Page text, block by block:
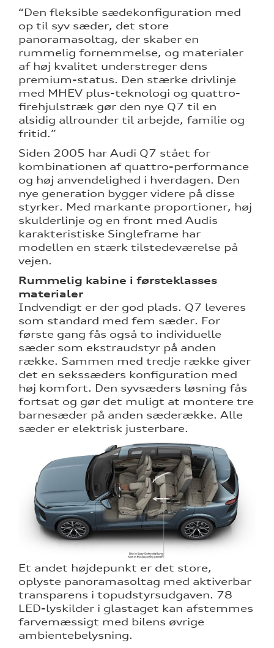
“Den fleksible sædekonfiguration med
op til syv sæder, det store
panoramasoltag, der skaber en
rummelig fornemmelse, og materialer
af høj kvalitet understreger dens
premium-status. Den stærke drivlinje
med MHEV plus-teknologi og quattro-
firehjulstræk gør den nye Q7 til en
alsidig allrounder til arbejde, familie og
fritid.”
Siden 2005 har Audi Q7 stået for
kombinationen af quattro-performance
og høj anvendelighed i hverdagen. Den
nye generation bygger videre på disse
styrker. Med markante proportioner, høj
skulderlinje og en front med Audis
karakteristiske Singleframe har
modellen en stærk tilstedeværelse på
vejen.
Rummelig kabine i førsteklasses
materialer
Indvendigt er der god plads. Q7 leveres
som standard med fem sæder. For
første gang fås også to individuelle
sæder som ekstraudstyr på anden
række. Sammen med tredje række giver
det en sekssæders konfiguration med
høj komfort. Den syvsæders løsning fås
fortsat og gør det muligt at montere tre
barnesæder på anden sæderække. Alle
sæder er elektrisk justerbare.
Et andet højdepunkt er det store,
oplyste panoramasoltag med aktiverbar
transparens i topudstyrsudgaven. 78
LED-lyskilder i glastaget kan afstemmes
farvemæssigt med bilens øvrige
ambientebelysning.